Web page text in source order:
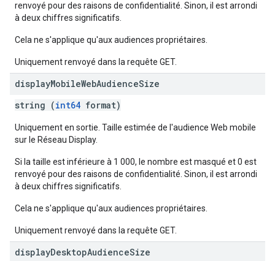
renvoyé pour des raisons de confidentialité. Sinon, il est arrondi
à deux chiffres significatifs.
Cela ne s'applique qu'aux audiences propriétaires.
Uniquement renvoyé dans la requête GET.
displayMobileWebAudienceSize
string (int64 format)
Uniquement en sortie. Taille estimée de l'audience Web mobile
sur le Réseau Display.
Si la taille est inférieure à 1 000, le nombre est masqué et 0 est
renvoyé pour des raisons de confidentialité. Sinon, il est arrondi
à deux chiffres significatifs.
Cela ne s'applique qu'aux audiences propriétaires.
Uniquement renvoyé dans la requête GET.
displayDesktopAudienceSize